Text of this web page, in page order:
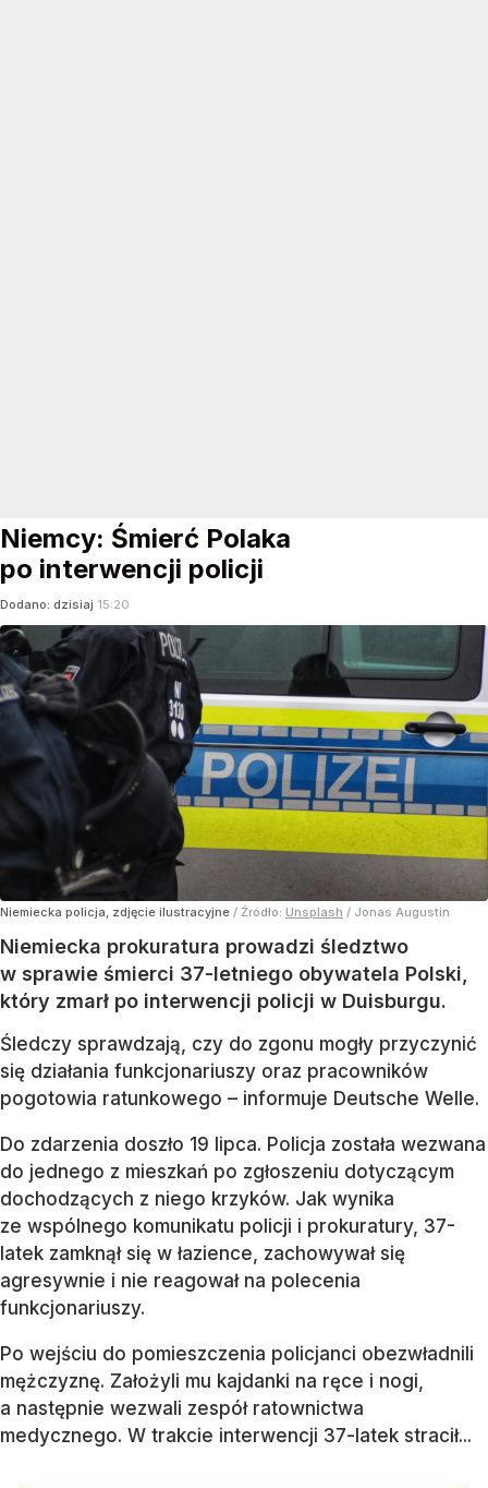
Niemcy: Śmierć Polaka
po interwencji policji
Dodano: dzisiaj 15:20
Niemiecka policja, zdjęcie ilustracyjne / Źródło: Unsplash / Jonas Augustin
Niemiecka prokuratura prowadzi śledztwo
w sprawie śmierci 37-letniego obywatela Polski,
który zmarł po interwencji policji w Duisburgu.
Śledczy sprawdzają, czy do zgonu mogły przyczynić
się działania funkcjonariuszy oraz pracowników
pogotowia ratunkowego – informuje Deutsche Welle.
Do zdarzenia doszło 19 lipca. Policja została wezwana
do jednego z mieszkań po zgłoszeniu dotyczącym
dochodzących z niego krzyków. Jak wynika
ze wspólnego komunikatu policji i prokuratury, 37-
latek zamknął się w łazience, zachowywał się
agresywnie i nie reagował na polecenia
funkcjonariuszy.
Po wejściu do pomieszczenia policjanci obezwładnili
mężczyznę. Założyli mu kajdanki na ręce i nogi,
a następnie wezwali zespół ratownictwa
medycznego. W trakcie interwencji 37-latek stracił...